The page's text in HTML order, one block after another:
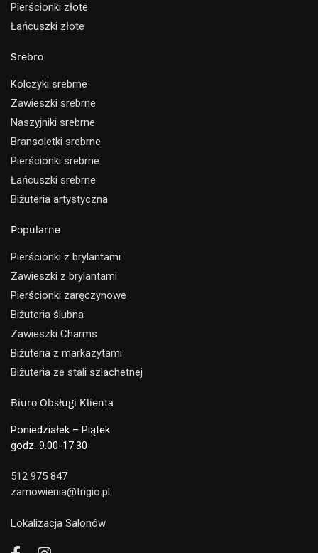
Pierścionki złote
Łańcuszki złote
Srebro
Kolczyki srebrne
Zawieszki srebrne
Naszyjniki srebrne
Bransoletki srebrne
Pierścionki srebrne
Łańcuszki srebrne
Biżuteria artystyczna
Popularne
Pierścionki z brylantami
Zawieszki z brylantami
Pierścionki zaręczynowe
Biżuteria ślubna
Zawieszki Charms
Biżuteria z markazytami
Biżuteria ze stali szlachetnej
Biuro Obsługi Klienta
Poniedziałek – Piątek
godz. 9.00-17.30
512 975 847
zamowienia@trigio.pl
Lokalizacja Salonów